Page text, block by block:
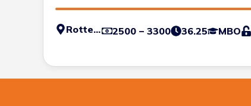
Rotterdam - Haven 2500 – 3300 36.25 MBO